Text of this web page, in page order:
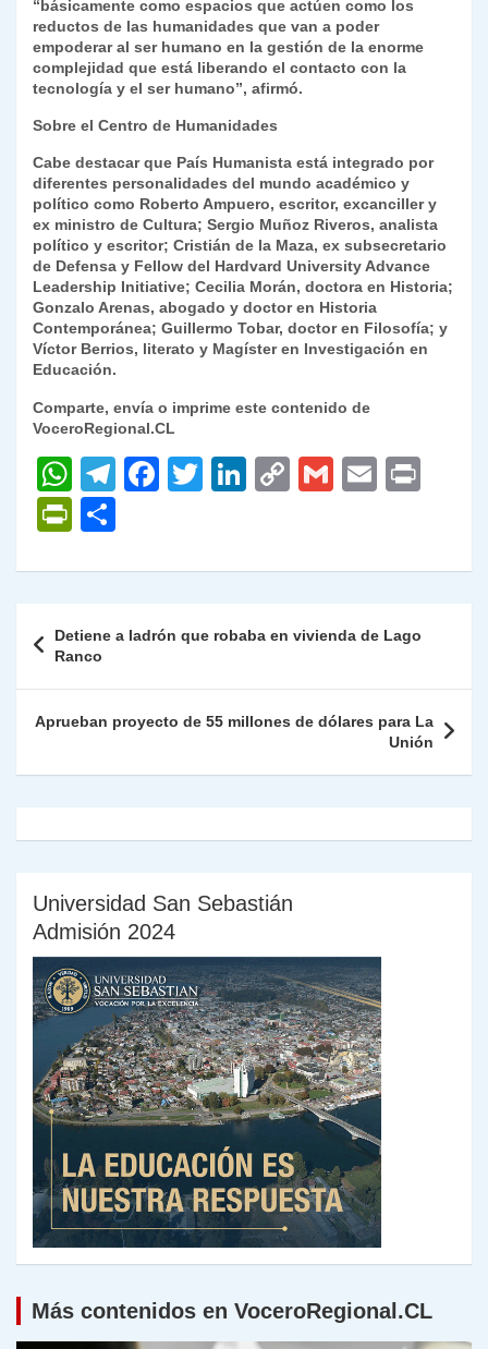
“básicamente como espacios que actúen como los
reductos de las humanidades que van a poder
empoderar al ser humano en la gestión de la enorme
complejidad que está liberando el contacto con la
tecnología y el ser humano”, afirmó.
Sobre el Centro de Humanidades
Cabe destacar que País Humanista está integrado por
diferentes personalidades del mundo académico y
político como Roberto Ampuero, escritor, excanciller y
ex ministro de Cultura; Sergio Muñoz Riveros, analista
político y escritor; Cristián de la Maza, ex subsecretario
de Defensa y Fellow del Hardvard University Advance
Leadership Initiative; Cecilia Morán, doctora en Historia;
Gonzalo Arenas, abogado y doctor en Historia
Contemporánea; Guillermo Tobar, doctor en Filosofía; y
Víctor Berrios, literato y Magíster en Investigación en
Educación.
Comparte, envía o imprime este contenido de
VoceroRegional.CL
W
h
at
s
p
p
T
gr
m
F
e
o
o
k
T
er
Li
e
n
C
y
n
k
G
l
E
l
P
nt
Fr
ie
n
dl
m
p
ar
tir
de
entradas
Detiene a ladrón que robaba en vivienda de Lago
Ranco
Aprueban proyecto de 55 millones de dólares para La
Unión
Universidad San Sebastián
Admisión 2024
Más contenidos en VoceroRegional.CL